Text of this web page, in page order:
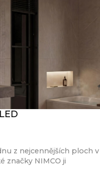
z nejcennějších ploch v
značky NIMCO ji